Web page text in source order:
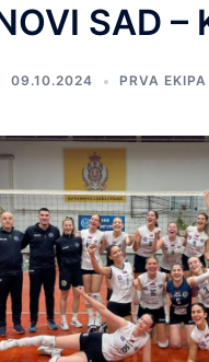
SAD –
09.10.2024 PRVA EKIPA